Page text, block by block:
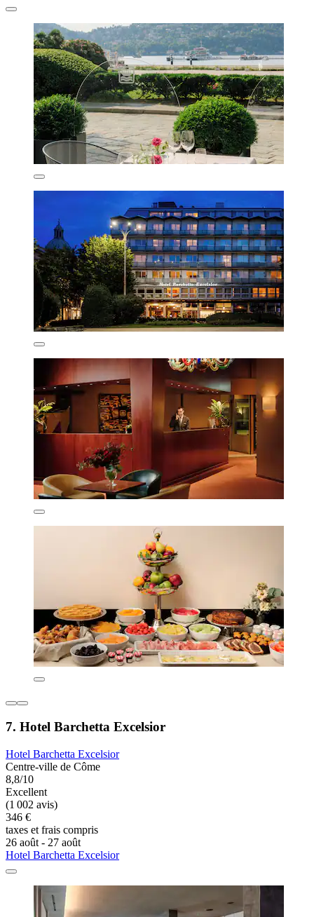
7. Hotel Barchetta Excelsior
Hotel Barchetta Excelsior
Centre-ville de Côme
8,8/10
Excellent
(1 002 avis)
346 €
taxes et frais compris
26 août - 27 août
Hotel Barchetta Excelsior